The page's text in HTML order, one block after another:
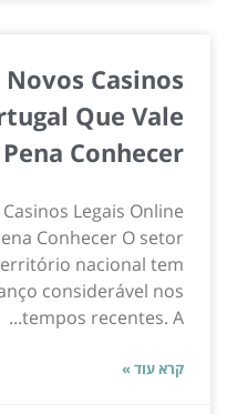
Casinos
Que Vale
Conhecer
Legais Online
Conhecer O setor
nacional tem
considerável nos
tempos recentes. A...
קרא עוד »